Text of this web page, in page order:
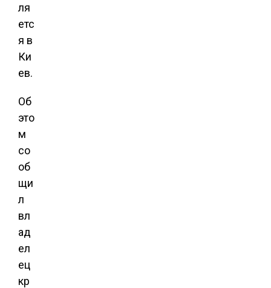
ля
етс
я в
Ки
ев.
Об
это
м
со
об
щи
л
вл
ад
ел
ец
кр